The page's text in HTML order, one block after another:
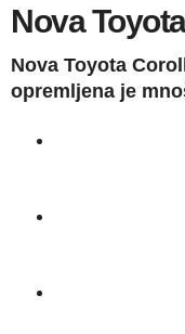
Nova
Nova Toyota
opremljena je